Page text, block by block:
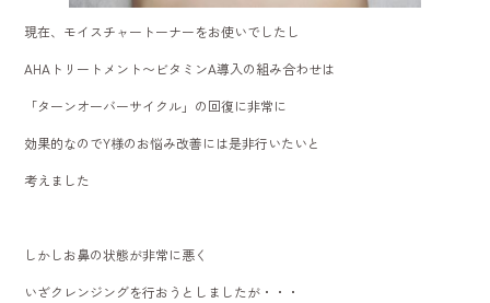
現在、モイスチャートーナーをお使いでしたし
AHAトリートメント〜ビタミンA導入の組み合わせは
「ターンオーバーサイクル」の回復に非常に
効果的なのでY様のお悩み改善には是非行いたいと
考えました
しかしお鼻の状態が非常に悪く
いざクレンジングを行おうとしましたが・・・